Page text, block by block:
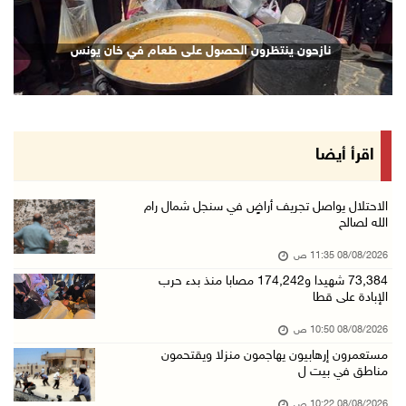
08/آب/2026 09:38 ص
3 إصابات برصاص الاحتلال شمال خان يونس
08/آب/2026 09:09 ص
ارتفاع أسعار النفط
أبرز عناوين الصحف الفلسطينية
حالة الطقس: ارتفاع طفيف وموجة حر شديدة اعتبار ...
تواصل انتهاكات الاحتلال والمستعمرين: إصابات و ...
08/آب/2026 12:01 ص
أسعار الغذاء العالمية عند أعلى مستوى منذ 3 سن ...
نازحون ينتظرون الحصول على طعام في خان يونس
اقرأ أيضا
الاحتلال يواصل تجريف أراضٍ في سنجل شمال رام
الله لصالح
08/08/2026 11:35 ص
73,384 شهيدا و174,242 مصابا منذ بدء حرب
الإبادة على قطا
08/08/2026 10:50 ص
مستعمرون إرهابيون يهاجمون منزلا ويقتحمون
مناطق في بيت ل